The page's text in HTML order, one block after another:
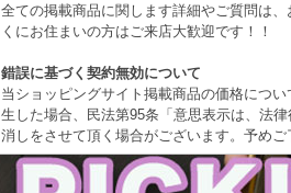
全ての掲載商品に関します詳細やご質問は
くにお住まいの方はご来店大歓迎です！！
錯誤に基づく契約無効について
当ショッピングサイト掲載商品の価格につ
生した場合、民法第95条「意思表示は、法
消しをさせて頂く場合がございます。予めご